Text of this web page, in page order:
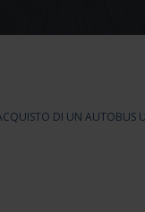
DI UN AUTOBUS